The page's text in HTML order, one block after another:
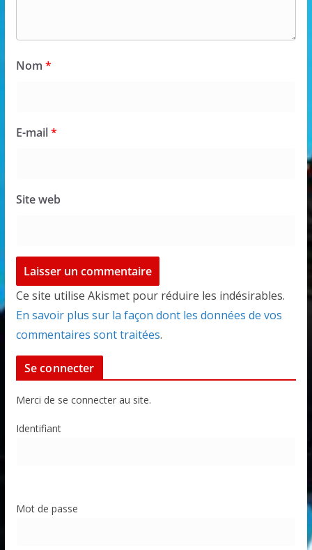
Nom *
E-mail*
Site web
Ce site utilise Akismet pour réduire les indésirables.
En savoir plus sur la façon dont les données de vos
commentaires sont traitées.
Se connecter
Merci de se connecter au site.
Identifiant
Mot de passe